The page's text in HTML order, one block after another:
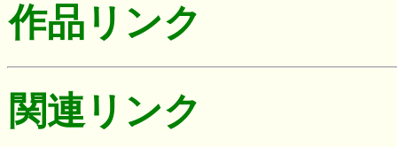
作品リンク
関連リンク